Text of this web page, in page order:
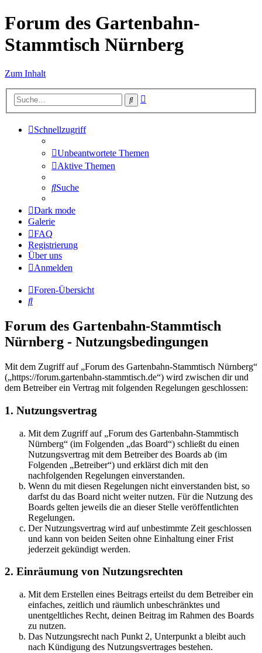
Forum des Gartenbahn-
Stammtisch Nürnberg
Zum Inhalt
Suche
Schnellzugriff
Unbeantwortete Themen
Aktive Themen
Suche
Dark mode
Galerie
FAQ
Registrierung
Über uns
Anmelden
Foren-Übersicht
Suche
Forum des Gartenbahn-Stammtisch
Nürnberg - Nutzungsbedingungen
Mit dem Zugriff auf „Forum des Gartenbahn-Stammtisch Nürnberg“
(„https://forum.gartenbahn-stammtisch.de“) wird zwischen dir und
dem Betreiber ein Vertrag mit folgenden Regelungen geschlossen:
1. Nutzungsvertrag
Mit dem Zugriff auf „Forum des Gartenbahn-Stammtisch
Nürnberg“ (im Folgenden „das Board“) schließt du einen
Nutzungsvertrag mit dem Betreiber des Boards ab (im
Folgenden „Betreiber“) und erklärst dich mit den
nachfolgenden Regelungen einverstanden.
Wenn du mit diesen Regelungen nicht einverstanden bist, so
darfst du das Board nicht weiter nutzen. Für die Nutzung des
Boards gelten jeweils die an dieser Stelle veröffentlichten
Regelungen.
Der Nutzungsvertrag wird auf unbestimmte Zeit geschlossen
und kann von beiden Seiten ohne Einhaltung einer Frist
jederzeit gekündigt werden.
2. Einräumung von Nutzungsrechten
Mit dem Erstellen eines Beitrags erteilst du dem Betreiber ein
einfaches, zeitlich und räumlich unbeschränktes und
unentgeltliches Recht, deinen Beitrag im Rahmen des Boards
zu nutzen.
Das Nutzungsrecht nach Punkt 2, Unterpunkt a bleibt auch
nach Kündigung des Nutzungsvertrages bestehen.